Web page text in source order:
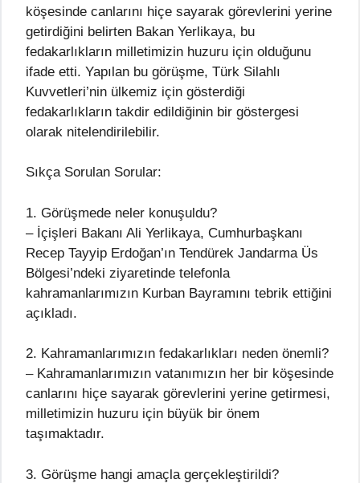
köşesinde canlarını hiçe sayarak görevlerini yerine
getirdiğini belirten Bakan Yerlikaya, bu
fedakarlıkların milletimizin huzuru için olduğunu
ifade etti. Yapılan bu görüşme, Türk Silahlı
Kuvvetleri’nin ülkemiz için gösterdiği
fedakarlıkların takdir edildiğinin bir göstergesi
olarak nitelendirilebilir.
Sıkça Sorulan Sorular:
1. Görüşmede neler konuşuldu?
– İçişleri Bakanı Ali Yerlikaya, Cumhurbaşkanı
Recep Tayyip Erdoğan’ın Tendürek Jandarma Üs
Bölgesi’ndeki ziyaretinde telefonla
kahramanlarımızın Kurban Bayramını tebrik ettiğini
açıkladı.
2. Kahramanlarımızın fedakarlıkları neden önemli?
– Kahramanlarımızın vatanımızın her bir köşesinde
canlarını hiçe sayarak görevlerini yerine getirmesi,
milletimizin huzuru için büyük bir önem
taşımaktadır.
3. Görüşme hangi amaçla gerçekleştirildi?